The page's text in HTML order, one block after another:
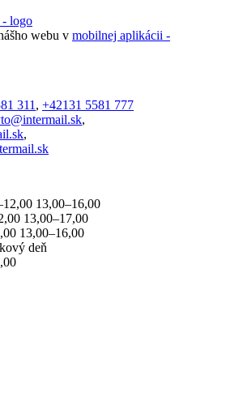
webu v mobilnej aplikácii -
311 , +42131 5581 777
,
,
13,00–16,00
13,00–17,00
13,00–16,00
deň